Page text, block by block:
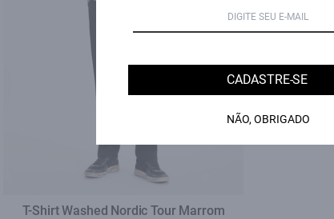
T-Shirt Washed Nordic Tour Marrom
CADASTRE-SE
NÃO, OBRIGADO